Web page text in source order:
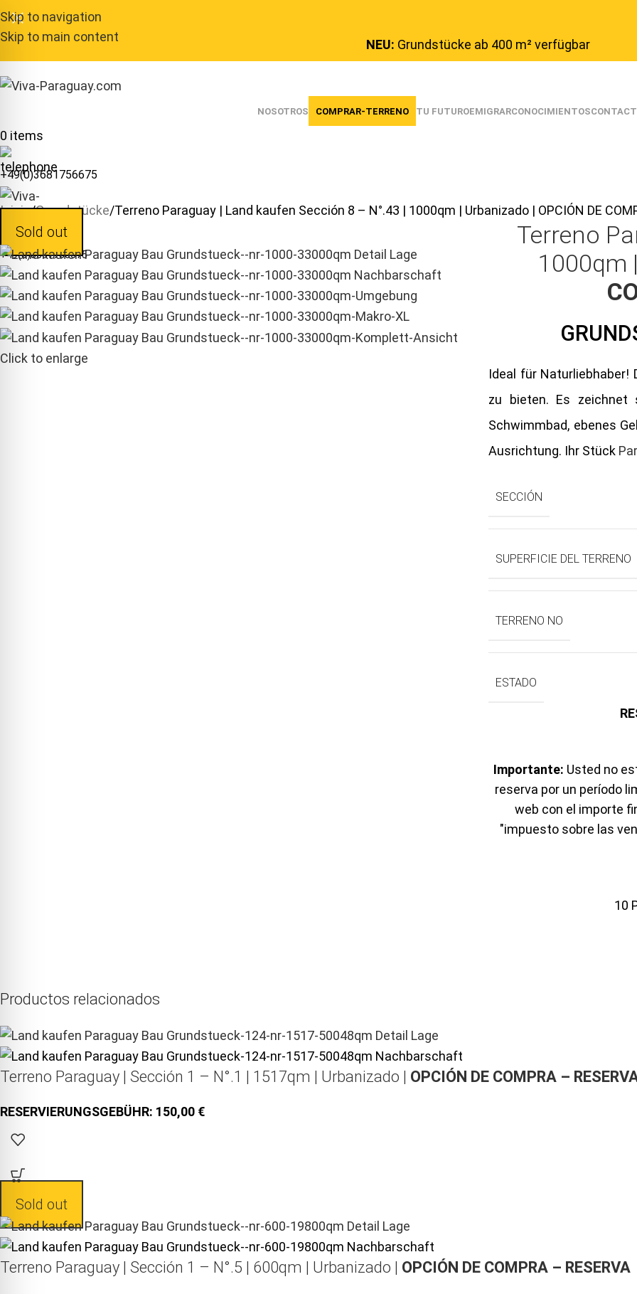
Skip to navigation
Skip to main content
NEU: Grundstücke ab 400 m² verfügbar
NOSOTROS COMPRAR-TERRENO TU FUTUROEMIGRARCONOCIMIENTOS
0 items
+49(0)3681756675
+49(0)3681756675
Inicio Grundstücke Terreno Paraguay | Land kaufen Sección 8 – N°.43 | 1000qm | Urbanizado | OPCIÓN DE
Sold out
Click to enlarge
Terreno
1000qm
Ideal für Naturliebhaber!
zu bieten. Es zeichnet
Schwimmbad, ebenes
Ausrichtung. Ihr Stück
SECCIÓN
SUPERFICIE DEL TERRENO
TERRENO NO
ESTADO
Importante: Usted no
reserva por un período
web con el importe
"impuesto sobre las
10
Productos relacionados
Terreno Paraguay | Sección 1 – N°.1 | 1517qm | Urbanizado | OPCIÓN DE COMPRA –
150,00
Sold out
Terreno Paraguay | Sección 1 – N°.5 | 600qm | Urbanizado | OPCIÓN DE COMPRA – RESERVA